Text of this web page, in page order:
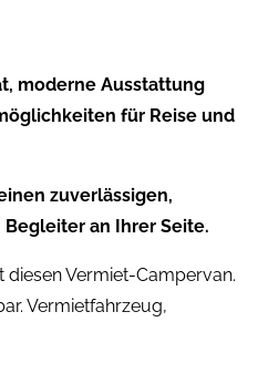
moderne Ausstattung
für Reise und
zuverlässigen,
an Ihrer Seite.
diesen Vermiet-Campervan.
Vermietfahrzeug,